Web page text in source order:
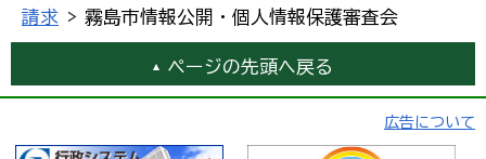
請求 > 霧島市情報公開・個人情報保護審査会
ページの先頭へ戻る
広告について